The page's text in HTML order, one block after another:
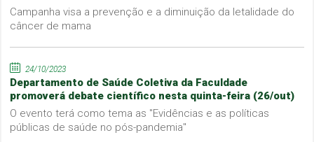
Campanha visa a prevenção e a diminuição da letalidade do
câncer de mama
24/10/2023
Departamento de Saúde Coletiva da Faculdade
promoverá debate científico nesta quinta-feira (26/out)
O evento terá como tema as "Evidências e as políticas
públicas de saúde no pós-pandemia"